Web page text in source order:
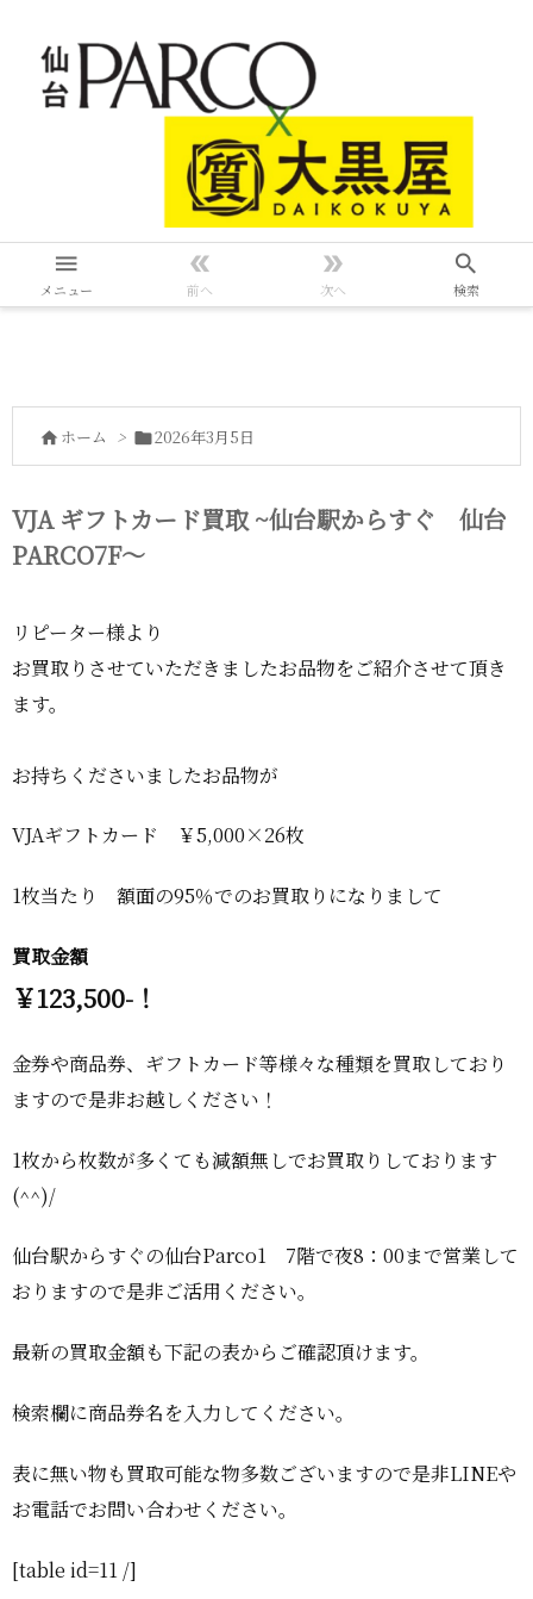

メニュー

前へ

次へ

検索
 ホーム > 2026年3月5日
VJA ギフトカード買取 ~仙台駅からすぐ 仙台
PARCO7F～
リピーター様より
お買取りさせていただきましたお品物をご紹介させて頂き
ます。
お持ちくださいましたお品物が
VJAギフトカード ￥5,000×26枚
1枚当たり 額面の95％でのお買取りになりまして
買取金額
￥123,500-！
金券や商品券、ギフトカード等様々な種類を買取しており
ますので是非お越しください！
1枚から枚数が多くても減額無しでお買取りしております
(^^)/
仙台駅からすぐの仙台Parco1 7階で夜8：00まで営業して
おりますので是非ご活用ください。
最新の買取金額も下記の表からご確認頂けます。
検索欄に商品券名を入力してください。
表に無い物も買取可能な物多数ございますので是非LINEや
お電話でお問い合わせください。
[table id=11 /]